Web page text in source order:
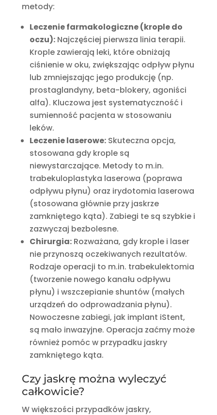
metody:
Leczenie farmakologiczne (krople do
oczu):Najczęściej pierwsza linia terapii.
Krople zawierają leki, które obniżają
ciśnienie w oku, zwiększając odpływ płynu
lub zmniejszając jego produkcję (np.
prostaglandyny, beta-blokery, agoniści
alfa). Kluczowa jest systematyczność i
sumienność pacjenta w stosowaniu
leków.
Leczenie laserowe:Skuteczna opcja,
stosowana gdy krople są
niewystarczające. Metody to m.in.
trabekuloplastyka laserowa (poprawa
odpływu płynu) oraz irydotomia laserowa
(stosowana głównie przy jaskrze
zamkniętego kąta). Zabiegi te są szybkie i
zazwyczaj bezbolesne.
Chirurgia:Rozważana, gdy krople i laser
nie przynoszą oczekiwanych rezultatów.
Rodzaje operacji to m.in. trabekulektomia
(tworzenie nowego kanału odpływu
płynu) i wszczepianie shuntów (małych
urządzeń do odprowadzania płynu).
Nowoczesne zabiegi, jak implant iStent,
są mało inwazyjne. Operacja zaćmy może
również pomóc w przypadku jaskry
zamkniętego kąta.
Czy jaskrę można wyleczyć
całkowicie?
W większości przypadków jaskry,